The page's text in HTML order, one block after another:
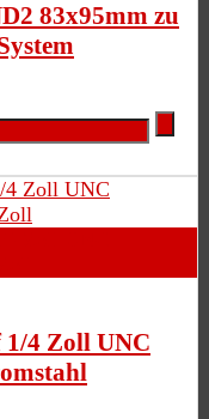
83x95mm zu
4 Zoll UNC